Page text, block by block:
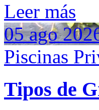
Leer más
05 ago
Piscinas
Tipos de